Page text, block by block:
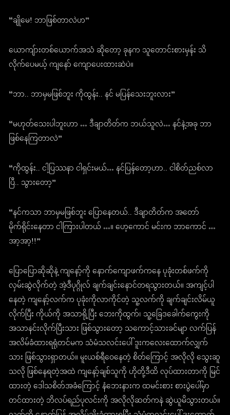
“ချိုမေ! ဘာဖြစ်တာလဲဟ”
ယောကျ်ားတစ်ယောက်အသံ ဆိုတော့ ခုနက သူတောင်းစားမှန်း သိ
လိုက်ပေမယ့် ကျနော် ကျောပေးထားဆဲပဲ။
“ဘာ.. ဘာမှမဖြစ်ဘူး ကိုထွန်း.. နင် မပြန်သေးဘူးလား”
“မဟုတ်သေးပါဘူးဟာ … ဒီချာတိတ်က ဘယ်သူလဲ… နင်နဲ့အခု ဘာ
ဖြစ်နေကြတာလဲ”
“ကိုထွန်း.. ငါ့ပြဿနာ ငါရှင်းမယ်… နင်ပြန်တော့ဟာ.. ငါစိတ်ညစ်လာ
ပြီ.. သွားတော့”
“နင်ကသာ ဘာမှမဖြစ်ဘူး ပြောနေတယ်.. ဒီချာတိတ်က အတော်
မိုက်ရိုင်းနေတာ ငါကြားပါတယ် …။ ဟေ့ကောင် မင်းက ဘာကောင် …
အာ့အာ့!!”
ပြောပြောဆိုဆိုနဲ့ ကျနော့်ကို နောက်ကျောဖက်ကနေ ပုခုံးတစ်ဖက်ကို
လှမ်းဆွဲလိုက်တဲ့ အဲ့ဒီပုဂ္ဂိုလ် ချက်ချင်းနောင်တရသွားတယ်။ အကျင့်ပါ
နေတဲ့ ကျနော့်လက်က ပုခုံးကိုလာကိုင်တဲ့ သူ့လက်ကို ချက်ချင်းလိမ်ယူ
လိုက်ပြီး ကိုယ်ကို အသာရို့ပြီး ဘေးကိုထွက်၊ သူ့ခြေဒခေါက်ကွေးကို
အသာနင်းလိုက်ပြီးသား ဖြစ်သွားတော့ သကောင့်သားခင်မျာ လက်ပြန်
အလိမ်ခံထားရရုံတင်မက သံမံသလင်းပေါ် ဒူးကလေးထောက်လျှက်
သား ဖြစ်သွားရှာတယ်။ မူးယစ်ရီဝေနေတဲ့ စိတ်ကြောင့် အလိုလို သွေးဆူ
သလို ဖြစ်နေရတဲ့အထဲ ကျနော့်ချစ်သူကို ဟိုတို့ဒီထိ လုပ်ထားတာကို မြင်
ထားတဲ့ ဒေါသစိတ်အခံကြောင့် နံဘေးနားက ထမင်းစား စားပွဲပေါ်မှာ
တင်ထားတဲ့ ဘိလပ်ရည်ပုလင်းကို အလိုလိုဆတ်ကနဲ ဆွဲယူမိသွားတယ်။